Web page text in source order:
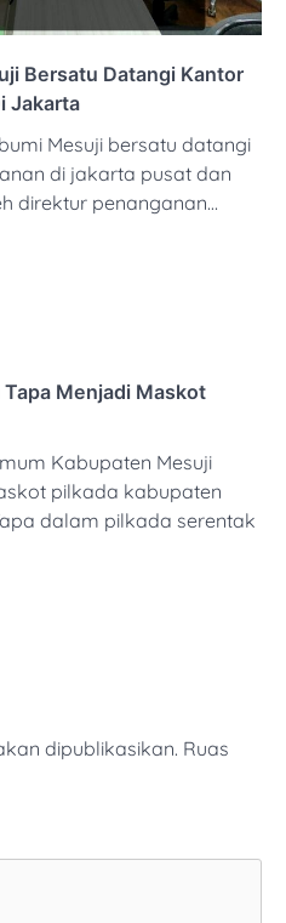
Bersatu Datangi Kantor
Jakarta
Mesuji bersatu datangi
di jakarta pusat dan
direktur penanganan…
Menjadi Maskot
Kabupaten Mesuji
pilkada kabupaten
dalam pilkada serentak
dipublikasikan. Ruas